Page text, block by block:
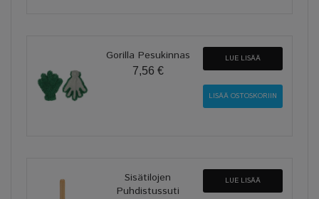
Gorilla Pesukinnas
7,56 €
LUE LISÄÄ
Sisätilojen
Puhdistussuti
LUE LISÄÄ